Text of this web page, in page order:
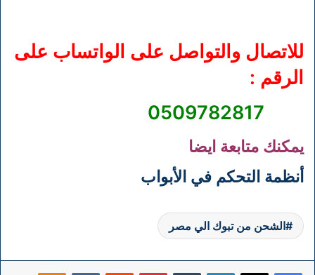
للاتصال والتواصل على الواتساب على
الرقم :
يمكنك متابعة ايضا
أنظمة التحكم في الأبواب
الشحن من تبوك الي مصر
فيسبوك ‫X لينكدإن بينتيريست